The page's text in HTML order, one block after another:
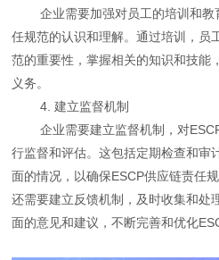
企业需要加强对员工的培训和教
任规范的认识和理解。通过培训，员
范的重要性，掌握相关的知识和技能
义务。
4. 建立监督机制
企业需要建立监督机制，对
行监督和评估。这包括定期检查和审
面的情况，以确保ESCP供应链责任
还需要建立反馈机制，及时收集和处
面的意见和建议，不断完善和优化